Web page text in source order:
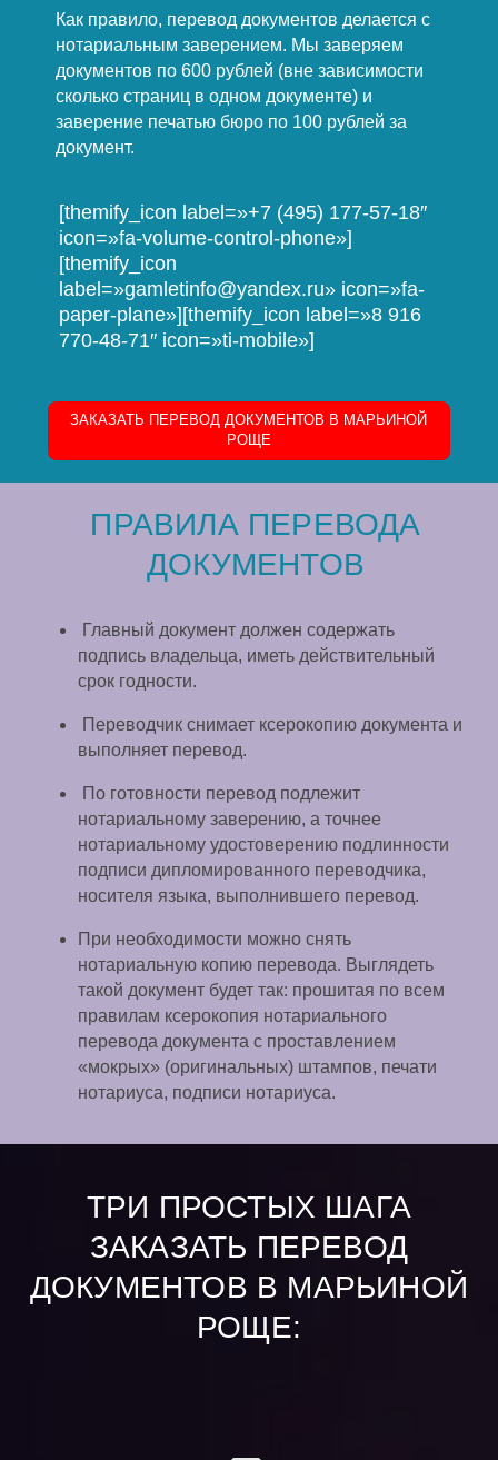
Как правило, перевод документов делается с
нотариальным заверением. Мы заверяем
документов по 600 рублей (вне зависимости
сколько страниц в одном документе) и
заверение печатью бюро по 100 рублей за
документ.
[themify_icon label=»+7 (495) 177-57-18″
icon=»fa-volume-control-phone»]
[themify_icon
label=»gamletinfo@yandex.ru» icon=»fa-
paper-plane»][themify_icon label=»8 916
770-48-71″ icon=»ti-mobile»]
ЗАКАЗАТЬ ПЕРЕВОД ДОКУМЕНТОВ В МАРЬИНОЙ
РОЩЕ
ПРАВИЛА ПЕРЕВОДА
ДОКУМЕНТОВ
Главный документ должен содержать
подпись владельца, иметь действительный
срок годности.
Переводчик снимает ксерокопию документа и
выполняет перевод.
По готовности перевод подлежит
нотариальному заверению, а точнее
нотариальному удостоверению подлинности
подписи дипломированного переводчика,
носителя языка, выполнившего перевод.
При необходимости можно снять
нотариальную копию перевода. Выглядеть
такой документ будет так: прошитая по всем
правилам ксерокопия нотариального
перевода документа с проставлением
«мокрых» (оригинальных) штампов, печати
нотариуса, подписи нотариуса.
ТРИ ПРОСТЫХ ШАГА
ЗАКАЗАТЬ ПЕРЕВОД
ДОКУМЕНТОВ В МАРЬИНОЙ
РОЩЕ: